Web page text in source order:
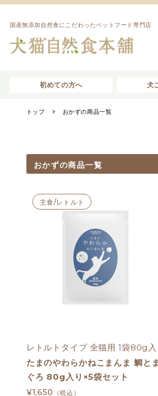
国産無添加自然食にこだわったペットフード専門店
初めての方へ 犬
トップ おかずの商品一覧
おかずの商品一覧
主食/レトルト
レトルトタイプ 全猫用 1袋80g入
たまのやわらかねこまんま 鯛とま
ぐろ 80g入り×5袋セット
¥1,650 （税込）